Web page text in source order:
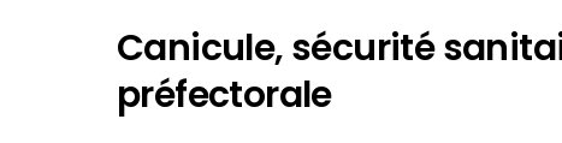
Canicule, sécurité
préfectorale